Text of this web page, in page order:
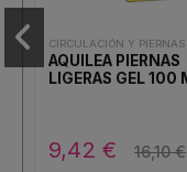
CIRCULACIÓN Y PIERNAS
AQUILEA PIERNAS
LIGERAS GEL 100 ML
9,42 € 16,10 €